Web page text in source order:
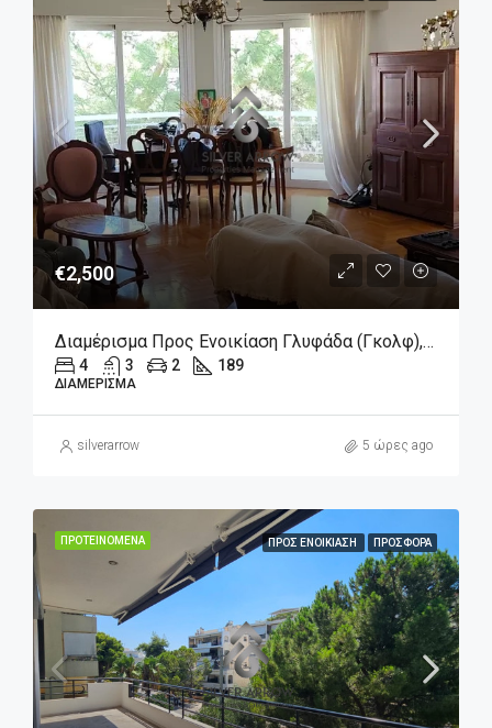
€2,500
Διαμέρισμα Προς Ενοικίαση Γλυφάδα (Γκολφ), 2.500€, 189 Τ.μ.
4 3 2 189
ΔΙΑΜΈΡΙΣΜΑ
silverarrow 5 ώρες ago
ΠΡΟΤΕΙΝΌΜΕΝΑ ΠΡΟΣ ΕΝΟΙΚΊΑΣΗ ΠΡΟΣΦΟΡΆ